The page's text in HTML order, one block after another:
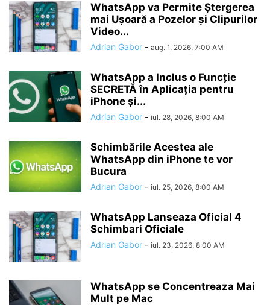
WhatsApp va Permite Ștergerea
mai Ușoară a Pozelor și Clipurilor
Video...
Adrian Gabor - aug. 1, 2026, 7:00 AM
WhatsApp a Inclus o Funcție
SECRETĂ în Aplicația pentru
iPhone și...
Adrian Gabor - iul. 28, 2026, 8:00 AM
Schimbările Acestea ale
WhatsApp din iPhone te vor
Bucura
Adrian Gabor - iul. 25, 2026, 8:00 AM
WhatsApp Lanseaza Oficial 4
Schimbari Oficiale
Adrian Gabor - iul. 23, 2026, 8:00 AM
WhatsApp se Concentreaza Mai
Mult pe Mac